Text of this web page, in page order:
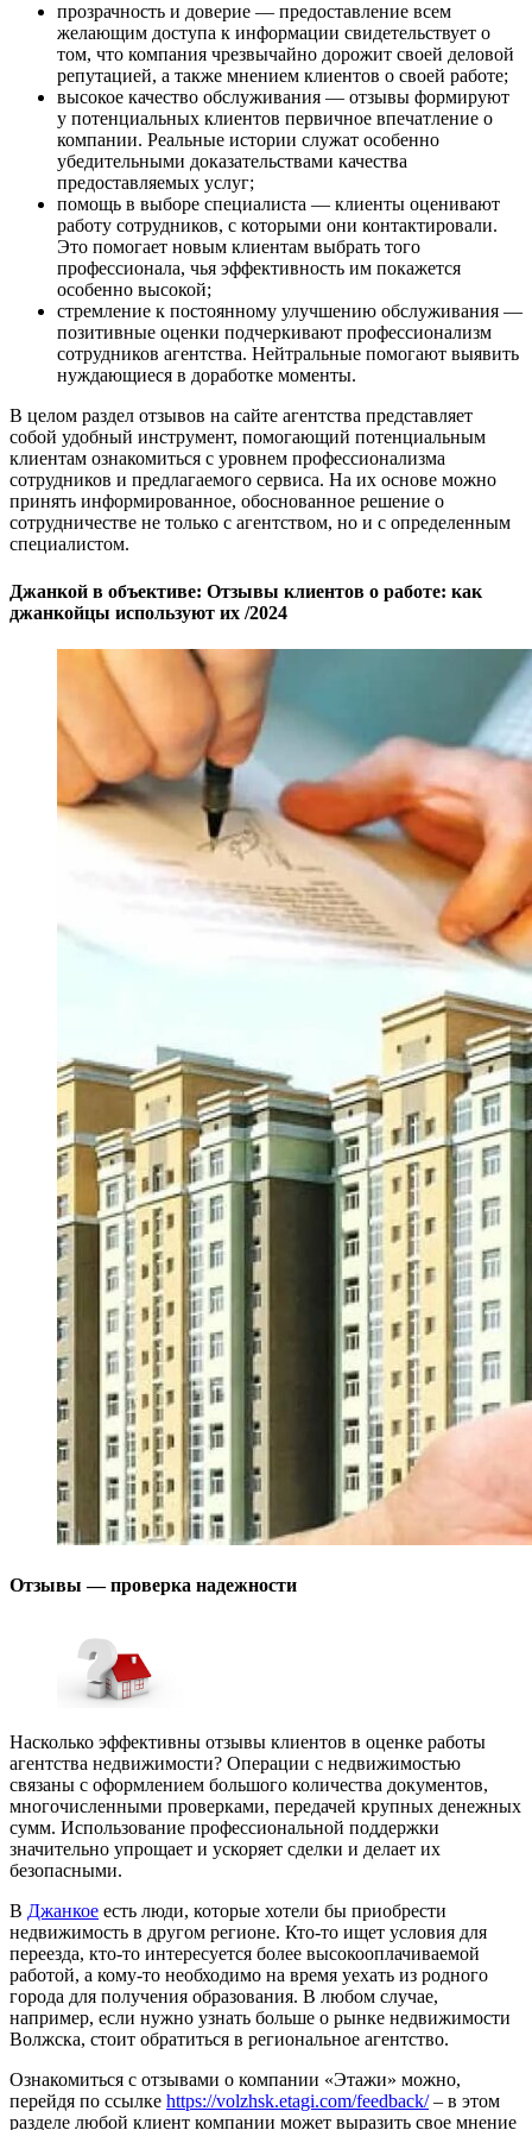
прозрачность и доверие — предоставление всем
желающим доступа к информации свидетельствует о
том, что компания чрезвычайно дорожит своей деловой
репутацией, а также мнением клиентов о своей работе;
высокое качество обслуживания — отзывы формируют
у потенциальных клиентов первичное впечатление о
компании. Реальные истории служат особенно
убедительными доказательствами качества
предоставляемых услуг;
помощь в выборе специалиста — клиенты оценивают
работу сотрудников, с которыми они контактировали.
Это помогает новым клиентам выбрать того
профессионала, чья эффективность им покажется
особенно высокой;
стремление к постоянному улучшению обслуживания —
позитивные оценки подчеркивают профессионализм
сотрудников агентства. Нейтральные помогают выявить
нуждающиеся в доработке моменты.
В целом раздел отзывов на сайте агентства представляет
собой удобный инструмент, помогающий потенциальным
клиентам ознакомиться с уровнем профессионализма
сотрудников и предлагаемого сервиса. На их основе можно
принять информированное, обоснованное решение о
сотрудничестве не только с агентством, но и с определенным
специалистом.
Джанкой в объективе: Отзывы клиентов о работе: как
джанкойцы используют их /2024
Отзывы — проверка надежности
Насколько эффективны отзывы клиентов в оценке работы
агентства недвижимости? Операции с недвижимостью
связаны с оформлением большого количества документов,
многочисленными проверками, передачей крупных денежных
сумм. Использование профессиональной поддержки
значительно упрощает и ускоряет сделки и делает их
безопасными.
В Джанкое есть люди, которые хотели бы приобрести
недвижимость в другом регионе. Кто-то ищет условия для
переезда, кто-то интересуется более высокооплачиваемой
работой, а кому-то необходимо на время уехать из родного
города для получения образования. В любом случае,
например, если нужно узнать больше о рынке недвижимости
Волжска, стоит обратиться в региональное агентство.
Ознакомиться с отзывами о компании «Этажи» можно,
перейдя по ссылке https://volzhsk.etagi.com/feedback/– в этом
разделе любой клиент компании может выразить свое мнение